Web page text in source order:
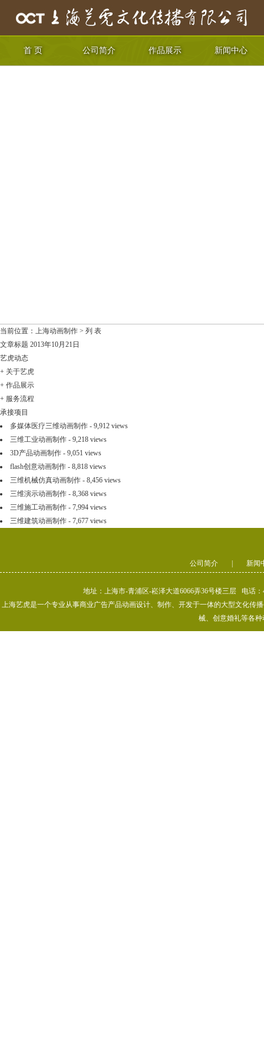
首 页 公司简介 作品展示 新闻中心
当前位置： 上海动画制作 > 列 表
文章标题 2013年10月21日
艺虎动态
+ 关于艺虎
+ 作品展示
+ 服务流程
承接项目
多媒体医疗三维动画制作 - 9,912 views
三维工业动画制作 - 9,218 views
3D产品动画制作 - 9,051 views
flash创意动画制作 - 8,818 views
三维机械仿真动画制作 - 8,456 views
三维演示动画制作 - 8,368 views
三维施工动画制作 - 7,994 views
三维建筑动画制作 - 7,677 views
公司简介 新闻
地址：上海市-青浦区-崧泽大道6066弄36号楼三层 电话
上海艺虎是一个专业从事商业广告产品动画设计、制作、开发于一体的大型文化传
械、创意婚礼等各